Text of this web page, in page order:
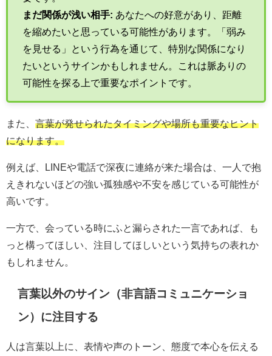
まだ関係が浅い相手: あなたへの好意があり、距離
を縮めたいと思っている可能性があります。「弱み
を見せる」という行為を通じて、特別な関係になり
たいというサインかもしれません。これは脈ありの
可能性を探る上で重要なポイントです。
また、 言葉が発せられたタイミングや場所も重要なヒント
になります。
例えば、LINEや電話で深夜に連絡が来た場合は、一人で抱
えきれないほどの強い孤独感や不安を感じている可能性が
高いです。
一方で、会っている時にふと漏らされた一言であれば、も
っと構ってほしい、注目してほしいという気持ちの表れか
もしれません。
言葉以外のサイン（非言語コミュニケーショ
ン）に注目する
人は言葉以上に、表情や声のトーン、態度で本心を伝える